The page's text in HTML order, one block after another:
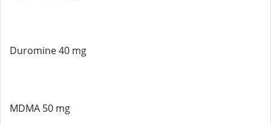
Duromine 40 mg
MDMA 50 mg